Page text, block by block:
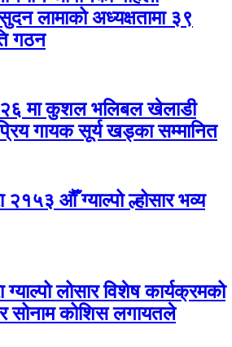
लामाको अध्यक्षतामा ३९
गठन
मा कुशल भलिबल खेलाडी
गायक सूर्य खड्का सम्मानित
२१५३ औँ ग्याल्पो ल्होसार भव्य
ग्याल्पो लोसार विशेष कार्यक्रमको
सोनाम कोशिस लगायतले